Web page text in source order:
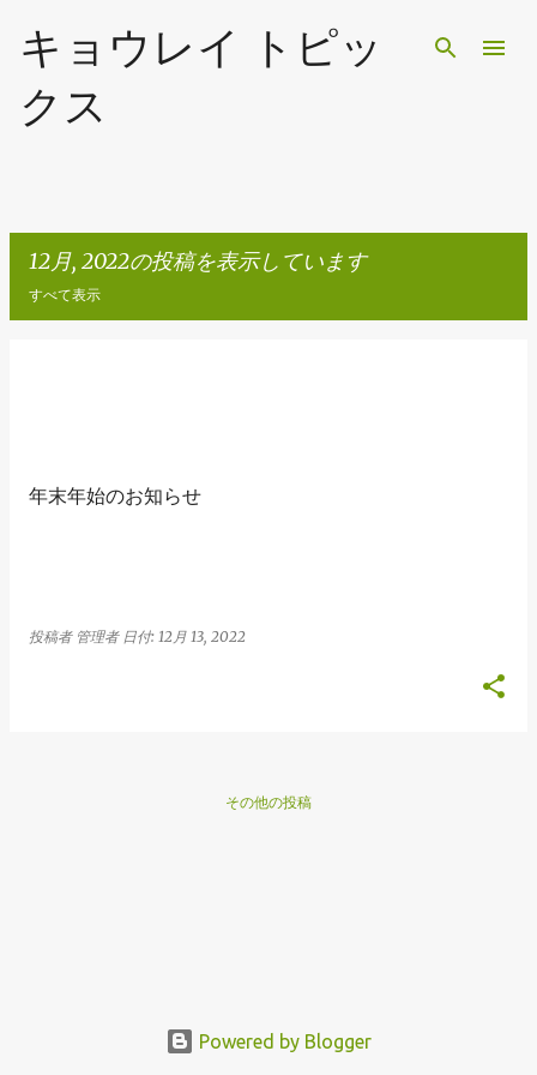
スキップしてメイン コンテンツに移動
キョウレイ トピッ
クス
12月, 2022の投稿を表示しています
すべて表示
年末年始のお知らせ
投稿者 管理者 日付: 12月 13, 2022
その他の投稿
Powered by Blogger